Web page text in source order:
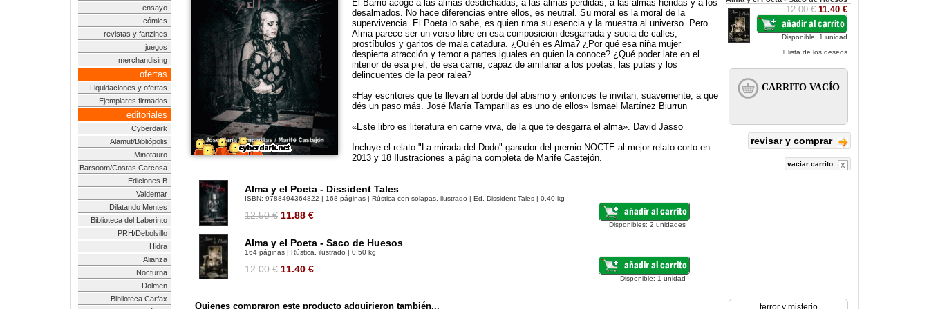
ensayo
cómics
revistas y fanzines
juegos
merchandising
ofertas
Liquidaciones y ofertas
Ejemplares firmados
editoriales
Cyberdark
Alamut/Bibliópolis
Minotauro
Barsoom/Costas Carcosa
Ediciones B
Valdemar
Dilatando Mentes
Biblioteca del Laberinto
PRH/Debolsillo
Hidra
Alianza
Nocturna
Dolmen
Biblioteca Carfax
El Barrio acoge a las almas desdichadas, a las almas perdidas, a las almas heridas y a los
desalmados. No hace diferencias entre ellos, es neutral. Su moral es la moral de la
supervivencia. El Poeta lo sabe, es quien rima su esencia y la muestra al universo. Pero
Alma parece ser un verso libre en esa composición desgarrada y sucia de calles,
prostíbulos y garitos de mala catadura. ¿Quién es Alma? ¿Por qué esa niña mujer
despierta atracción y temor a partes iguales en quien la conoce? ¿Qué poder late en el
interior de esa piel, de esa carne, capaz de amilanar a los poetas, las putas y los
delincuentes de la peor ralea?
«Hay escritores que te llevan al borde del abismo y entonces te invitan, suavemente, a que
dés un paso más. José María Tamparillas es uno de ellos» Ismael Martínez Biurrun
«Este libro es literatura en carne viva, de la que te desgarra el alma». David Jasso
Incluye el relato "La mirada del Dodo" ganador del premio NOCTE al mejor relato corto en
2013 y 18 Ilustraciones a página completa de Marife Castejón.
Alma y el Poeta - Dissident Tales
ISBN: 9788494364822 | 168 páginas | Rústica con solapas, ilustrado | Ed. Dissident Tales | 0.40 kg
12.50 € 11.88 €
Disponibles: 2 unidades
Alma y el Poeta - Saco de Huesos
164 páginas | Rústica, ilustrado | 0.50 kg
12.00 € 11.40 €
Disponible: 1 unidad
Quienes compraron este producto adquirieron también...
12.00 € 11.40 €
Disponible: 1 unidad
+ lista de los deseos
revisar y comprar
vaciar carrito
terror y misterio